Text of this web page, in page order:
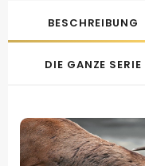
BESCHREIBUNG
DIE GANZE SERIE